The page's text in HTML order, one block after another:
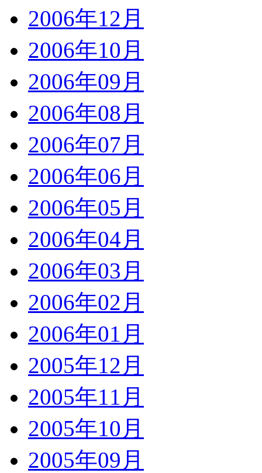
2006年12月
2006年10月
2006年09月
2006年08月
2006年07月
2006年06月
2006年05月
2006年04月
2006年03月
2006年02月
2006年01月
2005年12月
2005年11月
2005年10月
2005年09月